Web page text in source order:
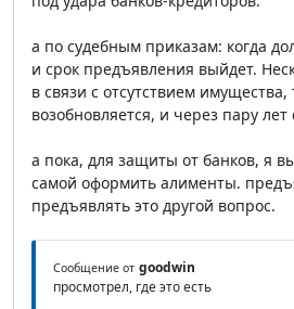
а по судебным приказам: когда
и срок предъявления выйдет.
в связи с отсутствием
возобновляется, и через пару
а пока, для защиты от банков, я
самой оформить алименты.
предъявлять это другой вопрос.
Сообщение от goodwin
просмотрел, где это есть